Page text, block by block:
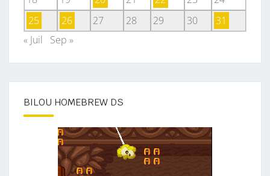
25
26 27 28 29 30
31
« Juil
Sep »
BILOU HOMEBREW DS